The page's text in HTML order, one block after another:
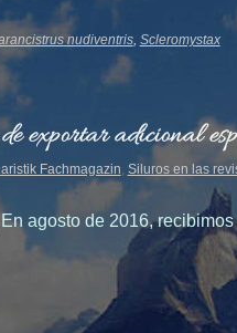
nudiventris, Scleromystax
exportar adicional
Fachmagazin, Siluros en las
agosto de 2016,